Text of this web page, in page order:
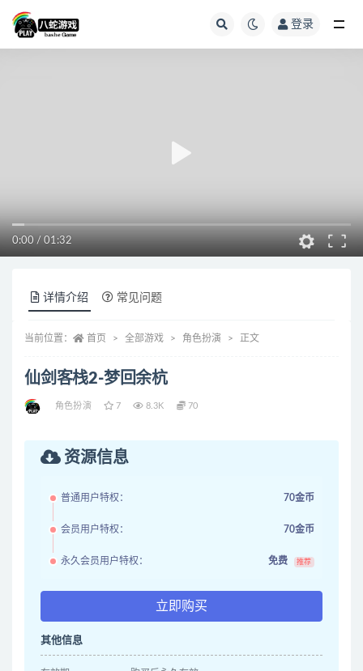
登录
0:00 / 01:32
详情介绍 常见问题
当前位置： 首页 全部游戏 角色扮演 正文
仙剑客栈2-梦回余杭
角色扮演 7 8.3K 70
资源信息
普通用户特权： 70金币
会员用户特权： 70金币
永久会员用户特权： 免费 推荐
立即购买
其他信息